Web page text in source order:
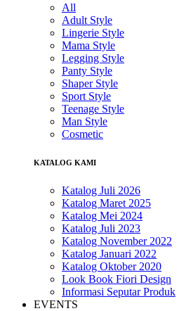
All
Adult Style
Lingerie Style
Mama Style
Legging Style
Panty Style
Shaper Style
Sport Style
Teenage Style
Man Style
Cosmetic
KATALOG KAMI
Katalog Juli 2026
Katalog Maret 2025
Katalog Mei 2024
Katalog Juli 2023
Katalog November 2022
Katalog Januari 2022
Katalog Oktober 2020
Look Book Fiori Design
Informasi Seputar Produk
EVENTS